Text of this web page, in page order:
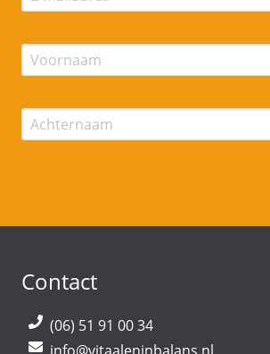
Contact
(06) 51 91 00 34